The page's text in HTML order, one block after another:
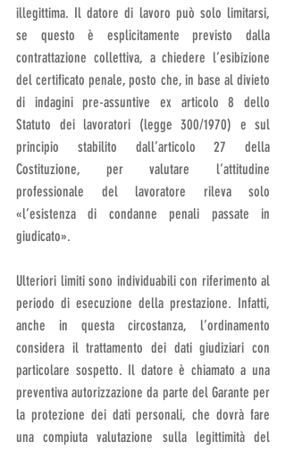
illegittima. Il datore di lavoro può solo limitarsi,
se questo è esplicitamente previsto dalla
contrattazione collettiva, a chiedere l’esibizione
del certificato penale, posto che, in base al divieto
di indagini pre-assuntive ex articolo 8 dello
Statuto dei lavoratori (legge 300/1970) e sul
principio stabilito dall’articolo 27 della
Costituzione, per valutare l’attitudine
professionale del lavoratore rileva solo
«l’esistenza di condanne penali passate in
giudicato».
Ulteriori limiti sono individuabili con riferimento al
periodo di esecuzione della prestazione. Infatti,
anche in questa circostanza, l’ordinamento
considera il trattamento dei dati giudiziari con
particolare sospetto. Il datore è chiamato a una
preventiva autorizzazione da parte del Garante per
la protezione dei dati personali, che dovrà fare
una compiuta valutazione sulla legittimità del